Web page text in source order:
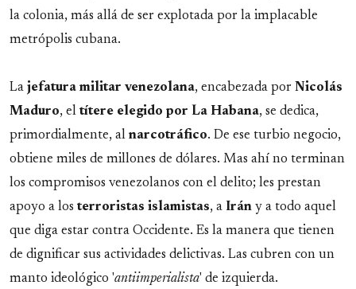
la colonia, más allá de ser explotada por la implacable
metrópolis cubana.
La jefatura militar venezolana, encabezada por Nicolás
Maduro, el títere elegido por La Habana, se dedica,
primordialmente, al narcotráfico. De ese turbio negocio,
obtiene miles de millones de dólares. Mas ahí no terminan
los compromisos venezolanos con el delito; les prestan
apoyo a los terroristas islamistas, a Irán y a todo aquel
que diga estar contra Occidente. Es la manera que tienen
de dignificar sus actividades delictivas. Las cubren con un
manto ideológico 'antiimperialista' de izquierda.